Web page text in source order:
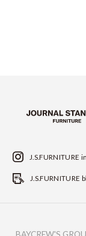
J.S.FURNITURE
J.S.FURNITURE
BAYCREW'S